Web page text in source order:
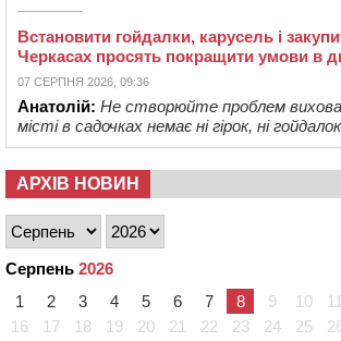
Встановити гойдалки, карусель і
Черкасах просять покращити умови в
07 СЕРПНЯ 2026, 09:36
Анатолій: Не створюйте проблем
місті в садочках немає ні гірок, ні
АРХІВ НОВИН
Серпень 2026
1
2 3 4 5 6 7 8 9 10 11
16
17 18 19 20 21 22 23 24 25